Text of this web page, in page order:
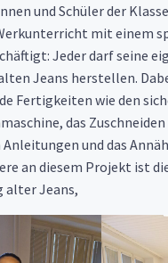
und Schüler der
mit einem
Jeder darf seine
Jeans herstellen.
Fertigkeiten wie den
das
Anleitungen und das
an diesem Projekt ist
alter Jeans,